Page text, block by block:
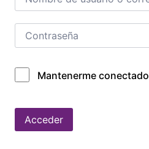
Mantenerme conectado
Acceder